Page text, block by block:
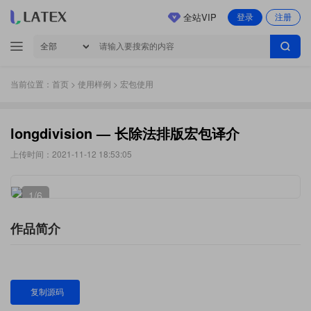
登录 注册
全站VIP
当前位置： 首页 > 使用样例 > 宏包使用
longdivision — 长除法排版宏包译介
上传时间：2021-11-12 18:53:05
1/6
作品简介
复制源码